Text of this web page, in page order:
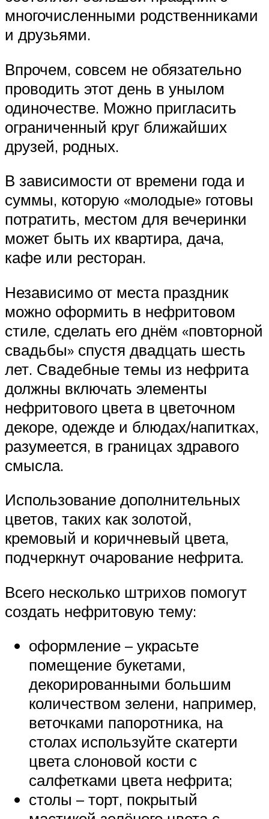
многочисленными родственниками
и друзьями.
Впрочем, совсем не обязательно
проводить этот день в унылом
одиночестве. Можно пригласить
ограниченный круг ближайших
друзей, родных.
В зависимости от времени года и
суммы, которую «молодые» готовы
потратить, местом для вечеринки
может быть их квартира, дача,
кафе или ресторан.
Независимо от места праздник
можно оформить в нефритовом
стиле, сделать его днём «повторной
свадьбы» спустя двадцать шесть
лет. Свадебные темы из нефрита
должны включать элементы
нефритового цвета в цветочном
декоре, одежде и блюдах/напитках,
разумеется, в границах здравого
смысла.
Использование дополнительных
цветов, таких как золотой,
кремовый и коричневый цвета,
подчеркнут очарование нефрита.
Всего несколько штрихов помогут
создать нефритовую тему:
оформление – украсьте
помещение букетами,
декорированными большим
количеством зелени, например,
веточками папоротника, на
столах используйте скатерти
цвета слоновой кости с
салфетками цвета нефрита;
столы – торт, покрытый